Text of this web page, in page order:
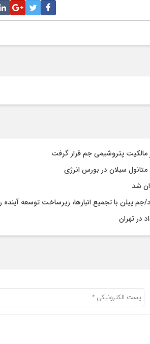
سبلان در بورس انرژی
شد
پیلن با تجمیع انبارها، زیرساخت توسعه آینده